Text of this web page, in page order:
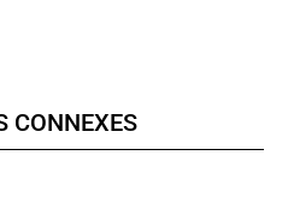
CONNEXES